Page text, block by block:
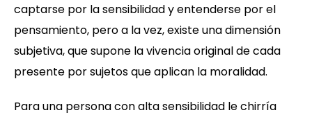
captarse por la sensibilidad y entenderse por el
pensamiento, pero a la vez, existe una dimensión
subjetiva, que supone la vivencia original de cada
presente por sujetos que aplican la moralidad.
Para una persona con alta sensibilidad le chirría